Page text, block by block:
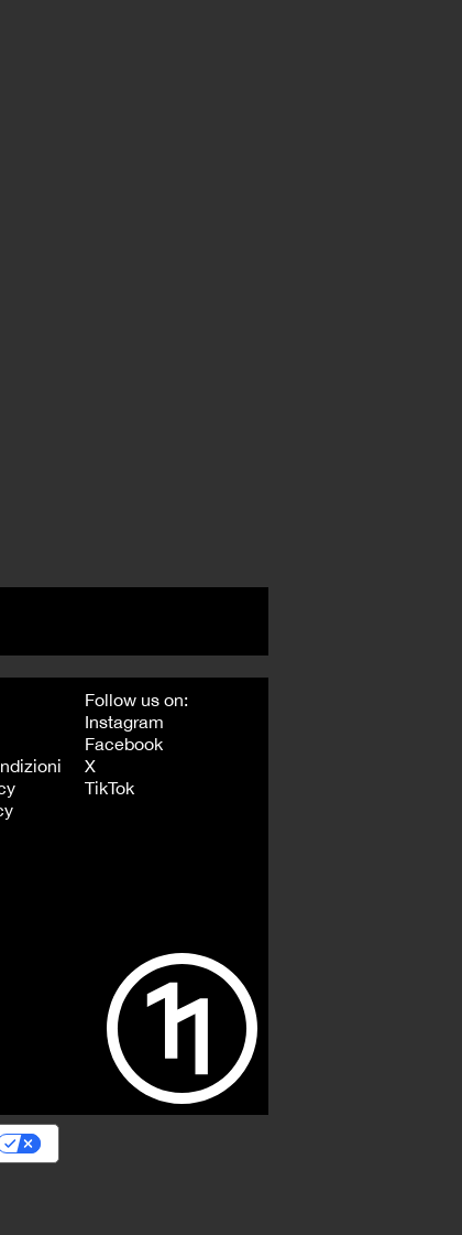
Follow us on:
Instagram
Facebook
X
TikTok